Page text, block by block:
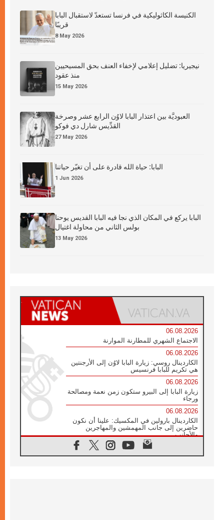
الكنيسة الكاثوليكية في فرنسا تستعدّ لاستقبال البابا
قريبًا
8 May 2026
نيجيريا: تضليل إعلامي لإخفاء العنف بحق المسيحيين
منذ عقود
15 May 2026
العبوديَّة بين اعتذار البابا لاوُن الرابع عشر وصرخة
القدِّيس شارل دي فوكو
27 May 2026
البابا: حياة الله قادرة على أن تغيّر حياتنا
1 Jun 2026
البابا يركع في المكان الذي نجا فيه البابا القديس يوحنا
بولس الثاني من محاولة اغتيال
13 May 2026
06.08.2026
الاجتماع الشهري للمطارنة الموارنة
06.08.2026
الكاردينال روسي: زيارة البابا لاوُن إلى الأرجنتين
هي تكريم للبابا فرنسيس
06.08.2026
زيارة البابا إلى البيرو ستكون زمن نعمة ومصالحة
ورجاء
06.08.2026
الكاردينال بارولين في المكسيك: علينا أن نكون
حاضرين إلى جانب المهمشين والمهاجرين
والأجانب
البابا لاوُن الرابع عشر للشباب في أسيزي: